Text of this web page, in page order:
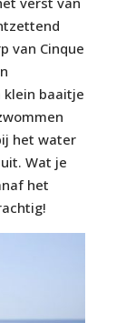
van Cinque
klein baaitje
het water
Wat je
het